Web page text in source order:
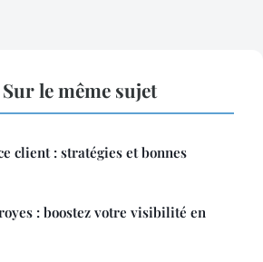
le même sujet
client : stratégies et bonnes
: boostez votre visibilité en